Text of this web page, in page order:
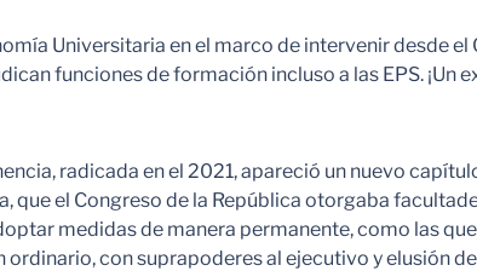
Universitaria en el marco de intervenir desde
funciones de formación incluso a las EPS. ¡Un
radicada en el 2021, apareció un nuevo
que el Congreso de la República otorgaba
medidas de manera permanente, como las
con suprapoderes al ejecutivo y elusión